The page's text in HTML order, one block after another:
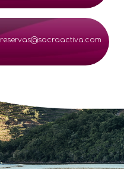
reservas@sacraactiva.com